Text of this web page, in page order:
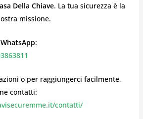
Della Chiave. La tua sicurezza è la
missione.
WhatsApp:
o per raggiungerci facilmente,
contatti:
contatti/